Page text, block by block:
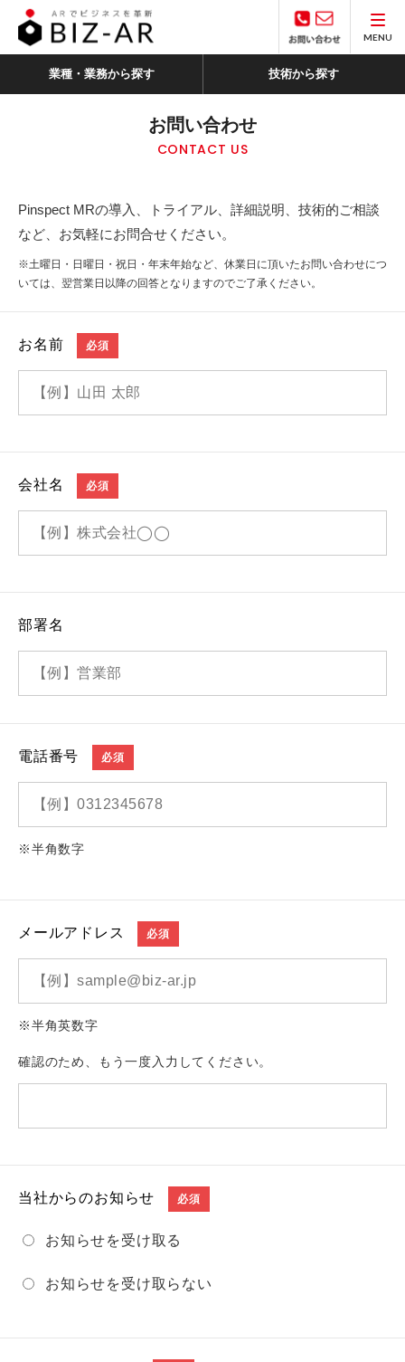
MENU
業種・業務から探す 技術から探す
お問い合わせ
CONTACT US
Pinspect MRの導入、トライアル、詳細説明、技術的ご相談
など、お気軽にお問合せください。
※土曜日・日曜日・祝日・年末年始など、休業日に頂いたお問い合わせにつ
いては、翌営業日以降の回答となりますのでご了承ください。
お名前 必須
会社名 必須
部署名
電話番号 必須
※半角数字
メールアドレス 必須
※半角英数字
確認のため、もう一度入力してください。
当社からのお知らせ 必須
お知らせを受け取る
お知らせを受け取らない